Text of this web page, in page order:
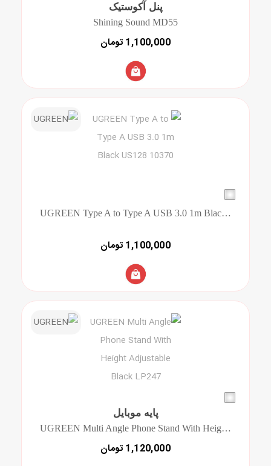
پنل آکوستیک
Shining Sound MD55
1,100,000 تومان
UGREEN Type A to Type A USB 3.0 1m Black US128 10370
1,100,000 تومان
پایه موبایل
UGREEN Multi Angle Phone Stand With Height Adjustable Black LP247
1,120,000 تومان